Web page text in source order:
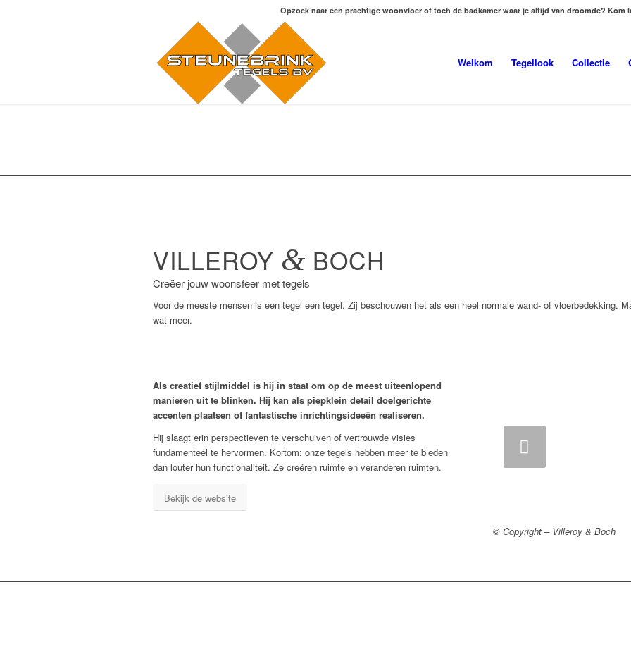
Opzoek naar een prachtige woonvloer of toch de badkamer waar je altijd van droomde? Kom
Welkom Tegellook Collectie
VILLEROY & BOCH
Creëer jouw woonsfeer met tegels
Voor de meeste mensen is een tegel een tegel. Zij beschouwen het als een heel normale wand- of vloerbedekking.
wat meer.
Als creatief stijlmiddel is hij in staat om op de meest uiteenlopend
manieren uit te blinken. Hij kan als piepklein detail doelgerichte
accenten plaatsen of fantastische inrichtingsideeën realiseren.
Hij slaagt erin perspectieven te verschuiven of vertrouwde visies
fundamenteel te hervormen. Kortom: onze tegels hebben meer te bieden
dan louter hun functionaliteit. Ze creëren ruimte en veranderen ruimten.
Bekijk de website
Vorige
© Copyright – Villeroy & Boch